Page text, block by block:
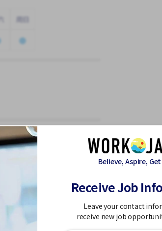
周日
Believe, Aspire,
Receive Job
Leave your contact
receive new job